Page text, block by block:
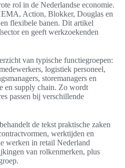
rol in de Nederlandse economie.
Action, Blokker, Douglas en
flexibele banen. Dit artikel
en geeft werkzoekenden
van typische functiegroepen:
logistiek personeel,
storemanagers en
en supply chain. Zo wordt
passen bij verschillende
de tekst praktische zaken
werktijden en
werken in retail Nederland
van rolkenmerken, plus